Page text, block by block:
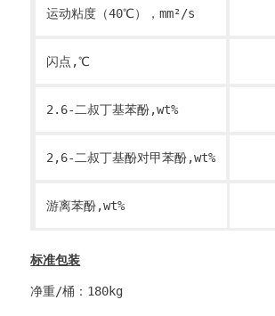
运动粘度（40℃），mm²/s
闪点,℃
2.6-二叔丁基苯酚,wt%
2,6-二叔丁基酚对甲苯酚,wt%
游离苯酚,wt%
标准包装
净重/桶：180kg